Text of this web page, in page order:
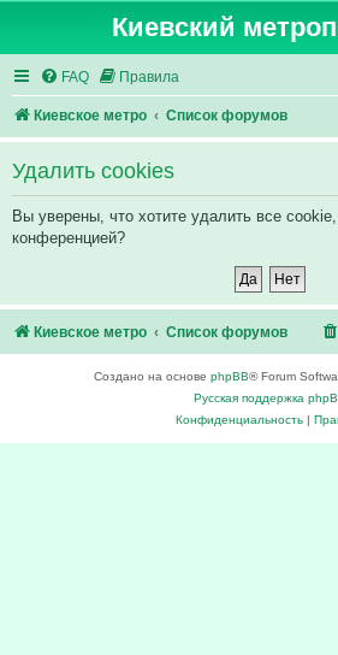
Киевский
FAQ Правила
Киевское метро Список форумов
Удалить cookies
Вы уверены, что хотите удалить все
конференцией?
Киевское метро Список форумов
Создано на основе phpBB® Forum
Русская поддержка
Конфиденциальность|